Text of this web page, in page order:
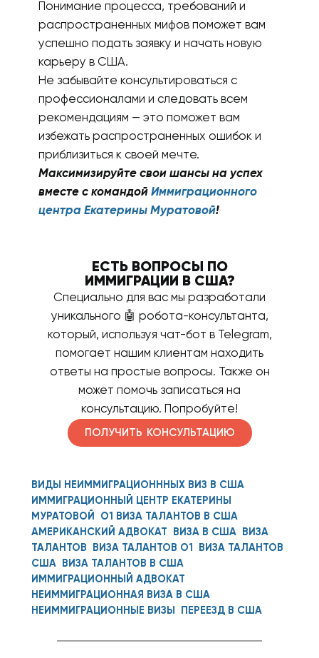
Понимание процесса, требований и
распространенных мифов поможет вам
успешно подать заявку и начать новую
карьеру в США.
Не забывайте консультироваться с
профессионалами и следовать всем
рекомендациям — это поможет вам
избежать распространенных ошибок и
приблизиться к своей мечте.
Максимизируйте свои шансы на успех
вместе с командойИммиграционного
центра Екатерины Муратовой!
ЕСТЬ ВОПРОСЫ ПО
ИММИГРАЦИИ В США?
Специально для вас мы разработали
уникального 🤖 робота-консультанта,
который, используя чат-бот в Telegram,
помогает нашим клиентам находить
ответы на простые вопросы. Также он
может помочь записаться на
консультацию. Попробуйте!
ПОЛУЧИТЬ КОНСУЛЬТАЦИЮ
ВИДЫ НЕИММИГРАЦИОНННЫХ ВИЗ В США
ИММИГРАЦИОННЫЙ ЦЕНТР ЕКАТЕРИНЫ
МУРАТОВОЙ
О1 ВИЗА ТАЛАНТОВ В США
АМЕРИКАНСКИЙ АДВОКАТ
ВИЗА В США
ВИЗА
ТАЛАНТОВ
ВИЗА ТАЛАНТОВ О1
ВИЗА ТАЛАНТОВ
США
ВИЗА ТАЛАНТОВ В США
ИММИГРАЦИОННЫЙ АДВОКАТ
НЕИММИГРАЦИОННАЯ ВИЗА В США
НЕИММИГРАЦИОННЫЕ ВИЗЫ
ПЕРЕЕЗД В США